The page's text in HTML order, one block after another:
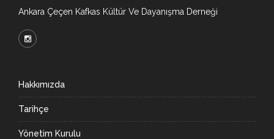
Ankara Çeçen Kafkas Kültür Ve Dayanışma Derneği
Hakkımızda
Tarihçe
Yönetim Kurulu